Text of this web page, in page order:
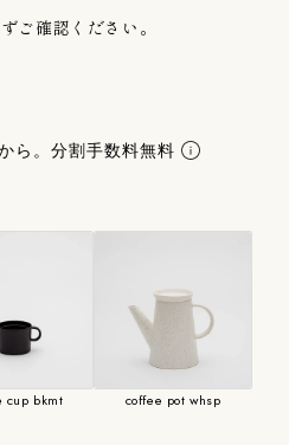
再解釈し、有田の技術を結集し
ーと16個の窯元によって生まれた
しております。ご不明な点はお
ご確認ください。
ら。分割手数料無料
cup bkmt coffee pot whsp